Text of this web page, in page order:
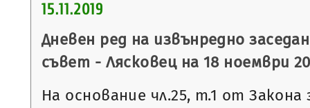
15.11.2019
Дневен ред на извънредно
съвет - Лясковец на 18 ноември
На основание чл.25, т.1 от